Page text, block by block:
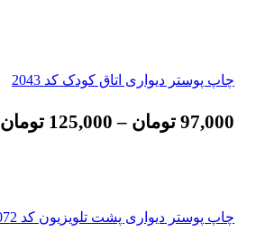
چاپ پوستر دیواری اتاق کودک کد 2043
97,000 تومان –
125,000 تومان
چاپ پوستر دیواری پشت تلویزیون کد 2072